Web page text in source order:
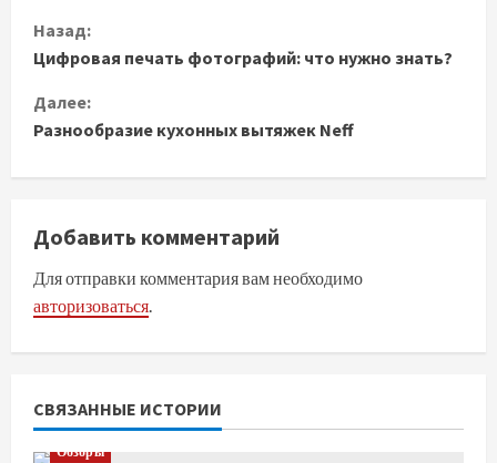
П
р
о
л
ж
и
т
ь
Назад:
Цифровая печать фотографий: что нужно знать?
Далее:
Разнообразие кухонных вытяжек Neff
Добавить комментарий
Для отправки комментария вам необходимо
авторизоваться.
СВЯЗАННЫЕ ИСТОРИИ
Обзоры